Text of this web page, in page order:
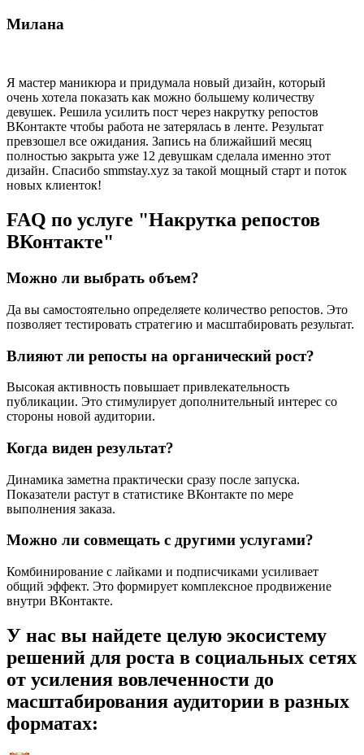
Милана
Я мастер маникюра и придумала новый дизайн, который
очень хотела показать как можно большему количеству
девушек. Решила усилить пост через накрутку репостов
ВКонтакте чтобы работа не затерялась в ленте. Результат
превзошел все ожидания. Запись на ближайший месяц
полностью закрыта уже 12 девушкам сделала именно этот
дизайн. Спасибо smmstay.xyz за такой мощный старт и поток
новых клиенток!
FAQ по услуге "Накрутка репостов
ВКонтакте"
Можно ли выбрать объем?
Да вы самостоятельно определяете количество репостов. Это
позволяет тестировать стратегию и масштабировать результат.
Влияют ли репосты на органический рост?
Высокая активность повышает привлекательность
публикации. Это стимулирует дополнительный интерес со
стороны новой аудитории.
Когда виден результат?
Динамика заметна практически сразу после запуска.
Показатели растут в статистике ВКонтакте по мере
выполнения заказа.
Можно ли совмещать с другими услугами?
Комбинирование с лайками и подписчиками усиливает
общий эффект. Это формирует комплексное продвижение
внутри ВКонтакте.
У нас вы найдете целую экосистему
решений для роста в социальных сетях
от усиления вовлеченности до
масштабирования аудитории в разных
форматах: